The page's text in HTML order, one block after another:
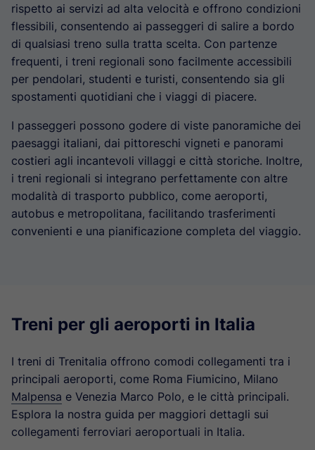
rispetto ai servizi ad alta velocità e offrono condizioni
flessibili, consentendo ai passeggeri di salire a bordo
di qualsiasi treno sulla tratta scelta. Con partenze
frequenti, i treni regionali sono facilmente accessibili
per pendolari, studenti e turisti, consentendo sia gli
spostamenti quotidiani che i viaggi di piacere.
I passeggeri possono godere di viste panoramiche dei
paesaggi italiani, dai pittoreschi vigneti e panorami
costieri agli incantevoli villaggi e città storiche. Inoltre,
i treni regionali si integrano perfettamente con altre
modalità di trasporto pubblico, come aeroporti,
autobus e metropolitana, facilitando trasferimenti
convenienti e una pianificazione completa del viaggio.
Treni per gli aeroporti in Italia
I treni di Trenitalia offrono comodi collegamenti tra i
principali aeroporti, come Roma Fiumicino, Milano
Malpensa e Venezia Marco Polo, e le città principali.
Esplora la nostra guida per maggiori dettagli sui
collegamenti ferroviari aeroportuali in Italia.